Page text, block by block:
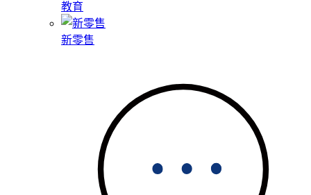
教育
新零售